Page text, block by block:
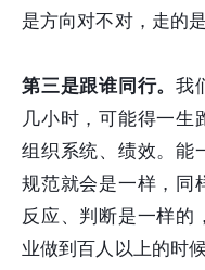
是方向对不对，走的
第三是跟谁同行。我
几小时，可能得一生
组织系统、绩效。能
规范就会是一样，同
反应、判断是一样的
业做到百人以上的时